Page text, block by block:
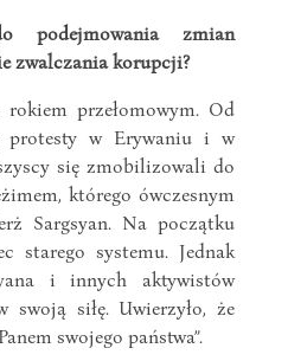
podejmowania zmian
zwalczania korupcji?
przełomowym. Od
protesty w Erywaniu i w
się zmobilizowali do
którego ówczesnym
Sargsyan. Na początku
systemu. Jednak
i innych aktywistów
swoją siłę. Uwierzyło, że
swojego państwa”.